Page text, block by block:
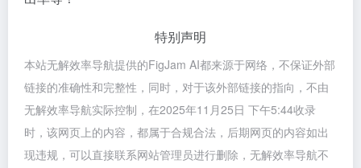
特别声明
本站无解效率导航提供的FigJam AI都来源于网络，不保证外部
链接的准确性和完整性，同时，对于该外部链接的指向，不由
无解效率导航实际控制，在2025年11月25日 下午5:44收录
时，该网页上的内容，都属于合规合法，后期网页的内容如出
现违规，可以直接联系网站管理员进行删除，无解效率导航不